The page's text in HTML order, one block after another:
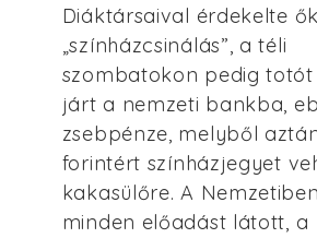
Diáktársaival érdekelte
„színházcsinálás”, a téli
szombatokon pedig totót
járt a nemzeti bankba,
zsebpénze, melyből
forintért színházjegyet
kakasülőre. A
minden előadást látott, a